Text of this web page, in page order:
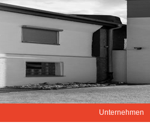
Unternehmen